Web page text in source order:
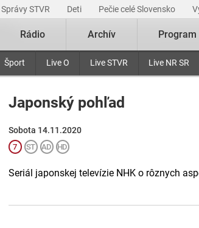
Správy STVR Deti Pečie celé Slovensko
Šport Live O Live STVR Live NR SR
Rádio Archív Program
Japonský pohľad
Sobota 14.11.2020
Seriál japonskej televízie NHK o rôznych